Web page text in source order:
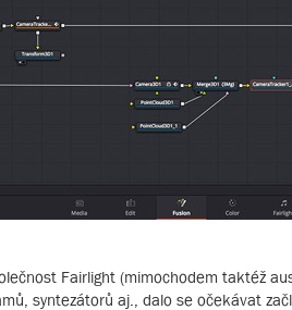
Fairlight (mimochodem taktéž
syntezátorů aj., dalo se očekávat